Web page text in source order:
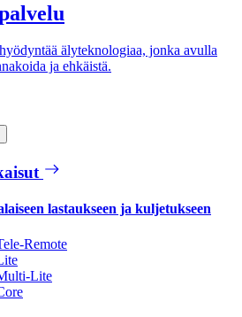
älyteknologiaa, jonka avulla
ja ehkäistä.
lastaukseen ja kuljetukseen
Remote
Lite